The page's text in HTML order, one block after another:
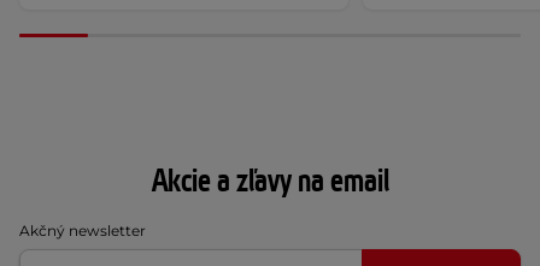
Akcie a zľavy na email
Akčný newsletter